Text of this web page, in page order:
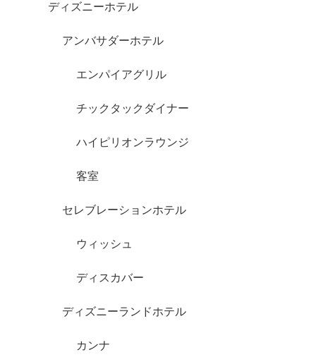
ディズニーホテル
アンバサダーホテル
エンパイアグリル
チックタックダイナー
ハイピリオンラウンジ
客室
セレブレーションホテル
ウィッシュ
ディスカバー
ディズニーランドホテル
カンナ